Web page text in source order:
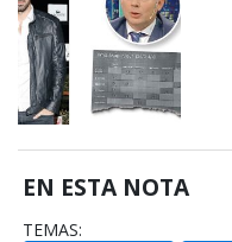
EN ESTA NOTA
TEMAS: